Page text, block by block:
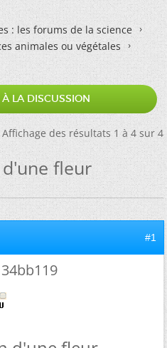
: les forums de la science
animales ou végétales
LA DISCUSSION
Affichage des résultats 1 à 4 sur 4
fleur
#1